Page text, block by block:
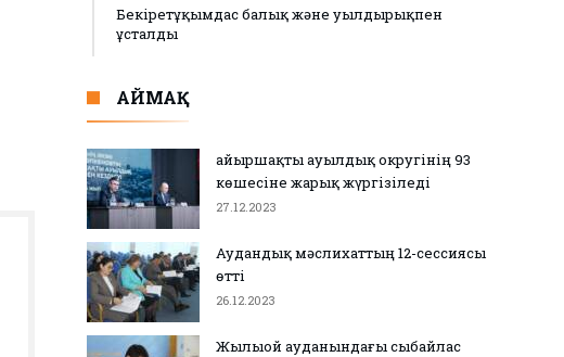
Бекіретұқымдас балық және уылдырықпен
ұсталды
АЙМАҚ
Қайыршақты ауылдық округінің 93
көшесіне жарық жүргізіледі
27.12.2023
Аудандық мәслихаттың 12-сессиясы
өтті
26.12.2023
Жылыой ауданындағы сыбайлас